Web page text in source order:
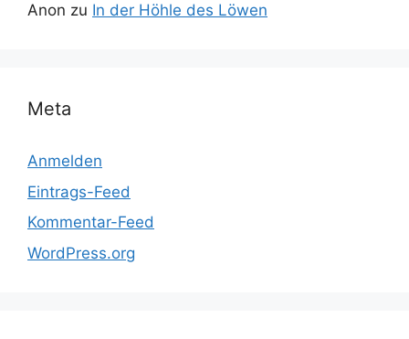
Anon zu In der Höhle des Löwen
Meta
Anmelden
Eintrags-Feed
Kommentar-Feed
WordPress.org